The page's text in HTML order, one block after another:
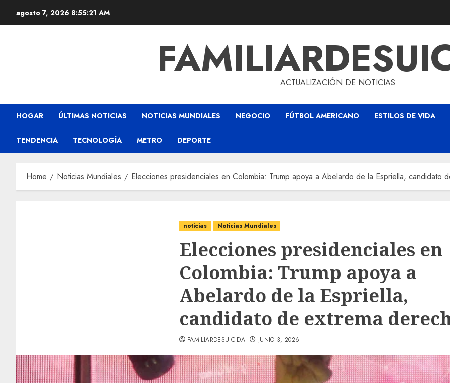
agosto 7, 2026 8:55:22 AM
ACTUALIZACIÓN DE NOTICIAS
HOGAR ÚLTIMAS NOTICIAS NOTICIAS MUNDIALES NEGOCIO FÚTBOL AMERICANO ESTILOS DE VIDA
TENDENCIA TECNOLOGÍA METRO DEPORTE
Home Noticias Mundiales Elecciones presidenciales en Colombia: Trump apoya a Abelardo de la Espriella, candidato
noticias Noticias Mundiales
Elecciones presidenciales en
Colombia: Trump apoya a
Abelardo de la Espriella,
candidato de extrema
FAMILIARDESUICIDA JUNIO 3, 2026